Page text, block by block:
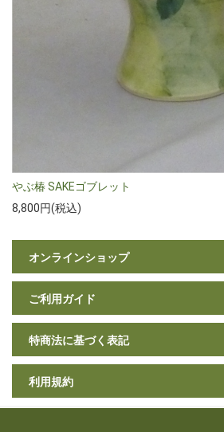
やぶ椿 SAKEゴブレット
8,800円(税込)
オンラインショップ
ご利用ガイド
特商法に基づく表記
利用規約